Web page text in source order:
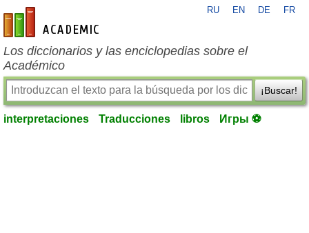
es-academic.com
RU EN DE FR
Los diccionarios y las enciclopedias sobre el
Académico
¡Buscar!
interpretaciones Traducciones libros Игры ⚽